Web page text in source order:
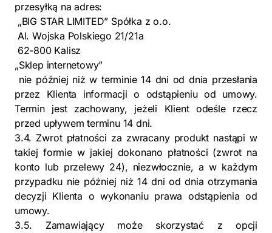
przesyłką na adres:
„BIG STAR LIMITED” Spółka z o.o.
Al. Wojska Polskiego 21/21a
62-800 Kalisz
„Sklep internetowy”
nie później niż w terminie 14 dni od dnia przesłania
przez Klienta informacji o odstąpieniu od umowy.
Termin jest zachowany, jeżeli Klient odeśle rzecz
przed upływem terminu 14 dni.
3.4. Zwrot płatności za zwracany produkt nastąpi w
takiej formie w jakiej dokonano płatności (zwrot na
konto lub przelewy 24), niezwłocznie, a w każdym
przypadku nie później niż 14 dni od dnia otrzymania
decyzji Klienta o wykonaniu prawa odstąpienia od
umowy.
3.5. Zamawiający może skorzystać z opcji